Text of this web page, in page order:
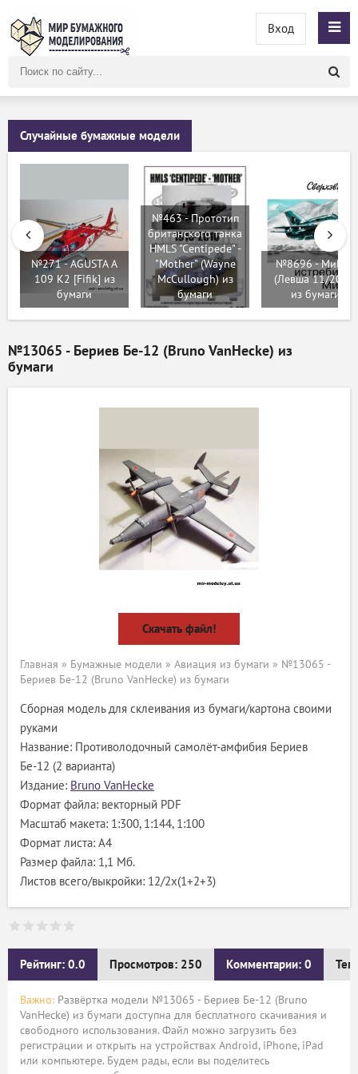
сайту
Вход
Случайные бумажные модели
№271 - AGUSTA A
109 K2 [Fifik] из
бумаги
№463 - Прототип
британского танка
HMLS "Centipede" -
"Mother" (Wayne
McCullough) из
бумаги
№8696 - МиГ-21
(Левша 11/2017)
из бумаги
№13065 - Бериев Бе-12 (Bruno VanHecke) из
бумаги
Скачать файл!
Главная » Бумажные модели » Авиация из бумаги » №13065 -
Бериев Бе-12 (Bruno VanHecke) из бумаги
Сборная модель для склеивания из бумаги/картона своими
руками
Название: Противолодочный самолёт-амфибия Бериев
Бе-12 (2 варианта)
Издание: Bruno VanHecke
Формат файла: векторный PDF
Масштаб макета: 1:300, 1:144, 1:100
Формат листа: А4
Размер файла: 1,1 Мб.
Листов всего/выкройки: 12/2х(1+2+3)
Рейтинг: 0.0 Просмотров: 250 Комментарии: 0
Важно: Развёртка модели №13065 - Бериев Бе-12 (Bruno
VanHecke) из бумаги доступна для бесплатного скачивания и
свободного использования. Файл можно загрузить без
регистрации и открыть на устройствах Android, iPhone, iPad
или компьютере. Будем рады, если вы поделитесь